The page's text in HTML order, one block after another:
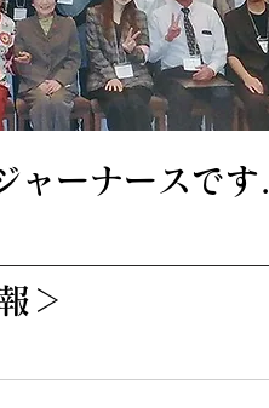
ャーナースです.
＞